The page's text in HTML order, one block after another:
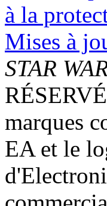
à la
Mises à
STAR
marques
EA et le